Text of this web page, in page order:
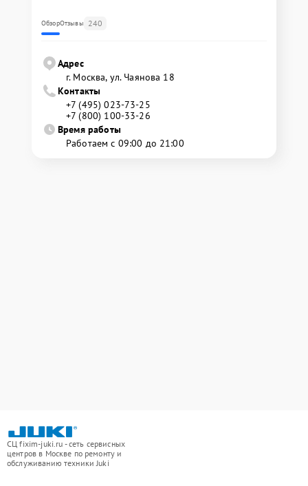
ОбзорОтзывы 240
Адрес
г. Москва, ул. Чаянова 18
Контакты
+7 (495) 023-73-25
+7 (800) 100-33-26
Время работы
Работаем с 09:00 до 21:00
СЦ fixim-juki.ru - сеть сервисных
центров в Москве по ремонту и
обслуживанию техники Juki